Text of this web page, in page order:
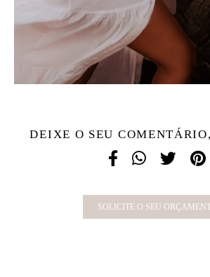
DEIXE O SEU
SOLICITE O SEU